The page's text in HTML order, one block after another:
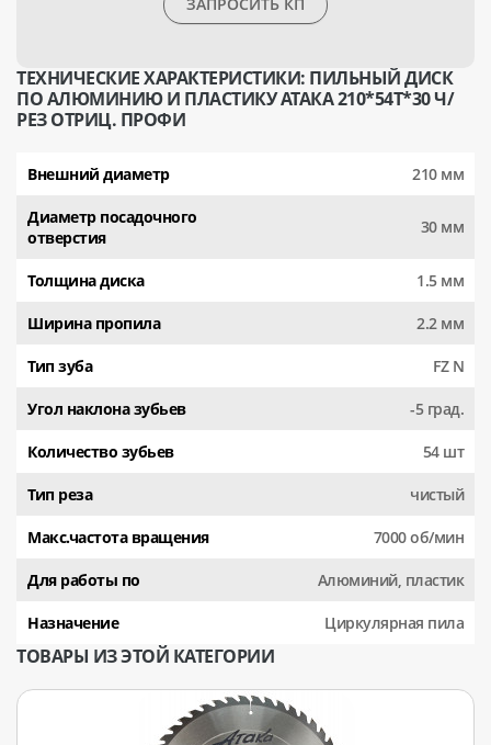
ТЕХНИЧЕСКИЕ ХАРАКТЕРИСТИКИ: ПИЛЬНЫЙ ДИСК
ПО АЛЮМИНИЮ И ПЛАСТИКУ АТАКА 210*54T*30 Ч/
РЕЗ ОТРИЦ. ПРОФИ
Внешний диаметр 210 мм
Диаметр посадочного
отверстия
30 мм
Толщина диска 1.5 мм
Ширина пропила 2.2 мм
Тип зуба FZ N
Угол наклона зубьев -5 град.
Количество зубьев 54 шт
Тип реза чистый
Макс.частота вращения 7000 об/мин
Для работы по Алюминий, пластик
Назначение Циркулярная пила
ТОВАРЫ ИЗ ЭТОЙ КАТЕГОРИИ